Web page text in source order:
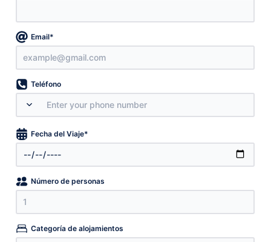
Email*
Teléfono
Fecha del Viaje*
Número de personas
Categoría de alojamientos